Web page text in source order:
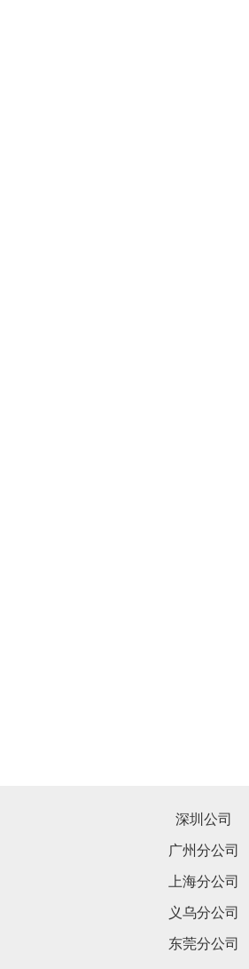
深圳公司
广州分公司
上海分公司
义乌分公司
东莞分公司